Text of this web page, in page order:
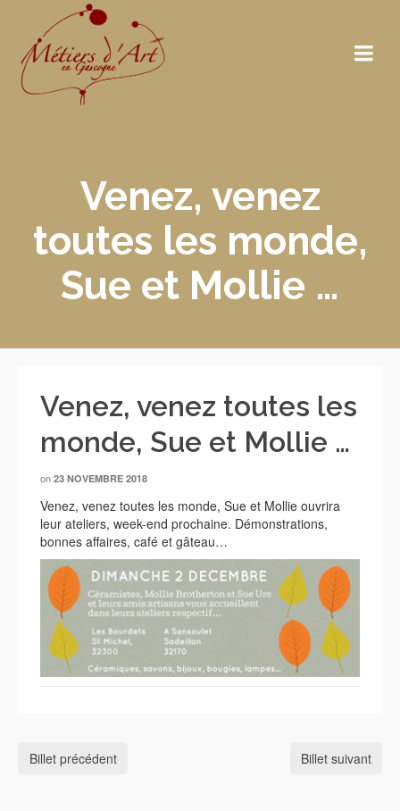
Venez, venez
toutes les monde,
Sue et Mollie …
Venez, venez toutes les
monde, Sue et Mollie …
on 23 NOVEMBRE 2018
Venez, venez toutes les monde, Sue et Mollie ouvrira
leur ateliers, week-end prochaine. Démonstrations,
bonnes affaires, café et gâteau…
Billet précédent Billet suivant